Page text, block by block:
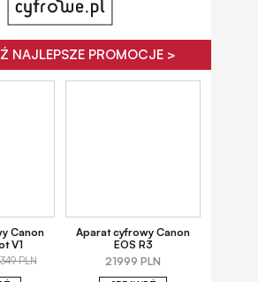
NAJLEPSZE PROMOCJE >
Canon
V1
PLN
Aparat cyfrowy Canon
EOS R3
21999 PLN